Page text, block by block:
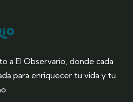
a El Observario, donde cada
para enriquecer tu vida y tu